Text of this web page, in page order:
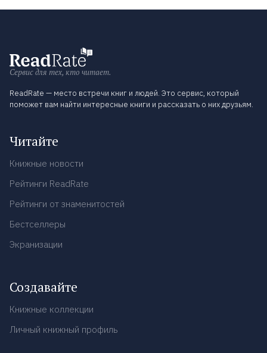
Сервис для тех, кто читает.
ReadRate — место встречи книг и людей. Это сервис, который
поможет вам найти интересные книги и рассказать о них друзьям.
Читайте
Книжные новости
Рейтинги ReadRate
Рейтинги от знаменитостей
Бестселлеры
Экранизации
Создавайте
Книжные коллекции
Личный книжный профиль